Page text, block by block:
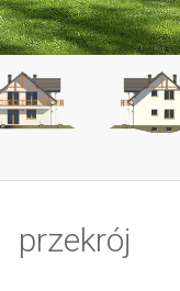
przekrój